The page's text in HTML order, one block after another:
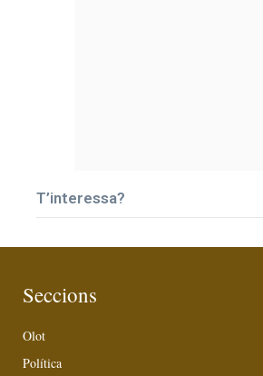
T’interessa?
Seccions
Olot
Política